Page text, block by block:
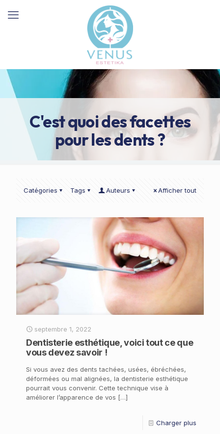
C'est quoi des facettes
pour les dents ?
Catégories Tags Auteurs Afficher tout
septembre 1, 2022
Dentisterie esthétique, voici tout ce que
vous devez savoir !
Si vous avez des dents tachées, usées, ébréchées,
déformées ou mal alignées, la dentisterie esthétique
pourrait vous convenir. Cette technique vise à
améliorer l’apparence de vos […]
Charger plus